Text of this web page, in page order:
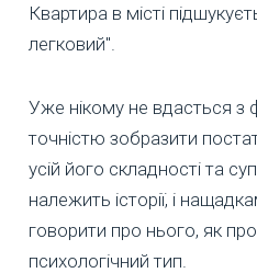
Квартира в місті
легковий".
Уже нікому не вдасться з
точністю зобразити
усій його складності та
належить історії, і
говорити про нього, як
психологічний тип.